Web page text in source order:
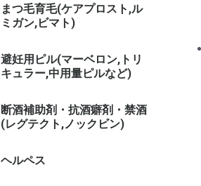
まつ毛育毛(ケアプロスト,ル
ミガン,ビマト)
避妊用ピル(マーベロン,トリ
キュラー,中用量ピルなど)
断酒補助剤・抗酒癖剤・禁酒
(レグテクト,ノックビン)
ヘルペス